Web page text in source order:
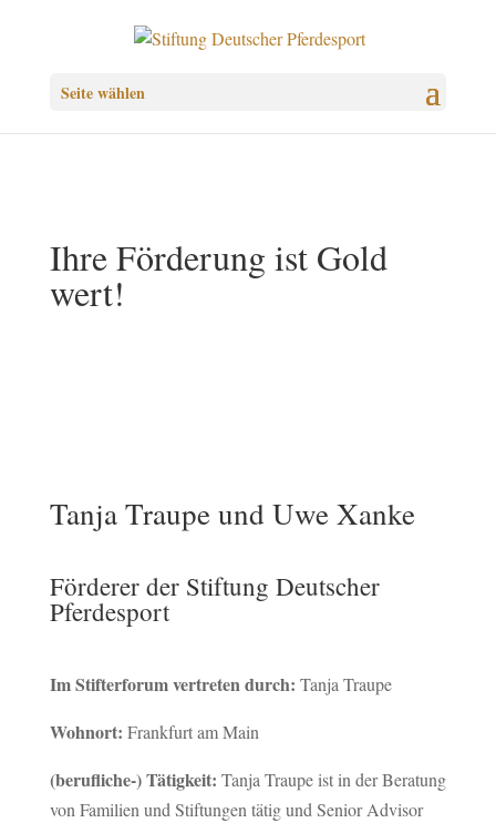
Seite wählen
Ihre Förderung ist Gold
wert!
Tanja Traupe und Uwe Xanke
Förderer der Stiftung Deutscher
Pferdesport
Im Stifterforum vertreten durch: Tanja Traupe
Wohnort: Frankfurt am Main
(berufliche-) Tätigkeit: Tanja Traupe ist in der Beratung
von Familien und Stiftungen tätig und Senior Advisor